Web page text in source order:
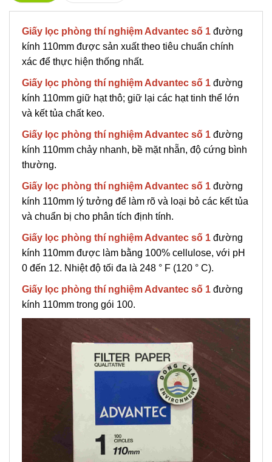
Giấy lọc phòng thí nghiệm Advantec số 1 đường
kính 110mm được sản xuất theo tiêu chuẩn chính
xác để thực hiện thống nhất.
Giấy lọc phòng thí nghiệm Advantec số 1 đường
kính 110mm giữ hạt thô; giữ lại các hạt tinh thể lớn
và kết tủa chất keo.
Giấy lọc phòng thí nghiệm Advantec số 1 đường
kính 110mm chảy nhanh, bề mặt nhẵn, độ cứng bình
thường.
Giấy lọc phòng thí nghiệm Advantec số 1 đường
kính 110mm lý tưởng để làm rõ và loại bỏ các kết tủa
và chuẩn bị cho phân tích định tính.
Giấy lọc phòng thí nghiệm Advantec số 1 đường
kính 110mm được làm bằng 100% cellulose, với pH
0 đến 12. Nhiệt độ tối đa là 248 ° F (120 ° C).
Giấy lọc phòng thí nghiệm Advantec số 1 đường
kính 110mm trong gói 100.